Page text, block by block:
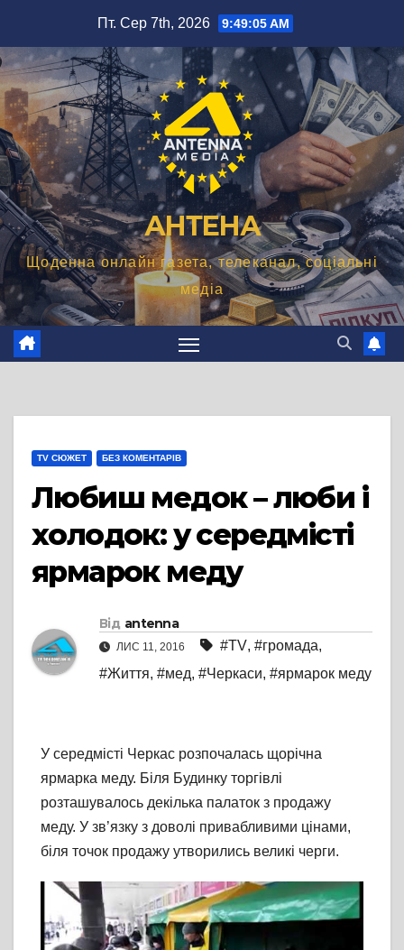
вмісту
Пт. Сер 7th, 2026 9:49:06 AM
АНТЕНА
Щоденна онлайн газета, телеканал, соціальні
медіа
TV СЮЖЕТ БЕЗ КОМЕНТАРІВ
Любиш медок – люби і
холодок: у середмісті
ярмарок меду
Від antenna
ЛИС 11, 2016 #TV, #громада,
#Життя, #мед, #Черкаси, #ярмарок меду
У середмісті Черкас розпочалась щорічна
ярмарка меду. Біля Будинку торгівлі
розташувалось декілька палаток з продажу
меду. У зв’язку з доволі привабливими цінами,
біля точок продажу утворились великі черги.